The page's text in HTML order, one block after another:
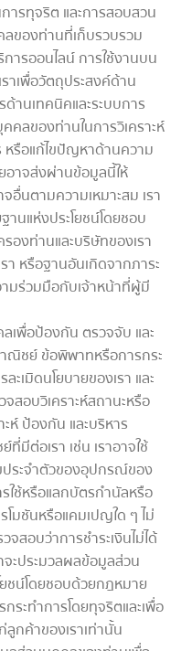
รทุจริต และการสอบสวน
ของท่านที่เก็บรวบรวม
ารออนไลน์ การใช้งานบน
ราเพื่อวัตถุประสงค์ด้าน
านเทคนิคและระบบการ
คลของท่านในการวิเคราะห์
รือแก้ไขปัญหาด้านความ
อาจส่งผ่านข้อมูลนี้ให้
อื่นตามความเหมาะสม เรา
นแห่งประโยชน์โดยชอบ
องท่านและบริษัทของเรา
า หรือฐานอันเกิดจากภาระ
มร่วมมือกับเจ้าหน้าที่ผู้มี
เพื่อป้องกัน ตรวจจับ และ
ชย์ ข้อพิพาทหรือการกระ
เมิดนโยบายของเรา และ
สอบวิเคราะห์สถานะหรือ
ห์ ป้องกัน และบริหาร
มีต่อเรา เช่น เราอาจใช้
ประจำตัวของอุปกรณ์ของ
ใช้หรือแลกบัตรกำนัลหรือ
มชันหรือแคมเปญใด ๆ ไม่
จสอบว่าการชำระเงินไม่ได้
จะประมวลผลข้อมูลส่วน
ชน์โดยชอบด้วยกฎหมาย
ระทำการโดยทุจริตและเพื่อ
กค้าของเราเท่านั้น